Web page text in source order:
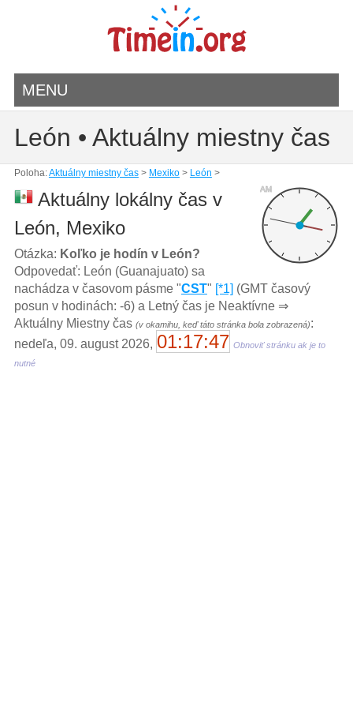
MENU
León • Aktuálny miestny čas
Poloha:Aktuálny miestny čas> Mexiko> León >
AM
Aktuálny lokálny čas v
León, Mexiko
Otázka: Koľko je hodín v León?
Odpovedať: León (Guanajuato) sa
nachádza v časovom pásme "CST" [*1] (GMT časový
posun v hodinách: -6) a Letný čas je Neaktívne ⇒
Aktuálny Miestny čas (v okamihu, keď táto stránka bola zobrazená):
nedeľa, 09. august 2026, 01:17:47 Obnoviť stránku ak je to
nutné